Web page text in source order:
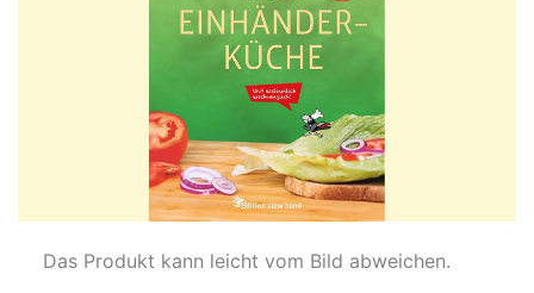
Das Produkt kann leicht vom Bild abweichen.